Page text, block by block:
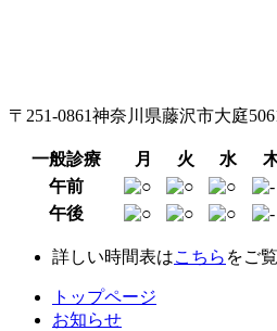
〒251-0861神奈川県藤沢市大庭
一般診療 月 火 水
午前
午後
詳しい時間表はこちら をご
トップページ
お知らせ